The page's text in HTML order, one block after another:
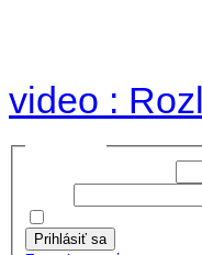
video :
Prihlásiť sa